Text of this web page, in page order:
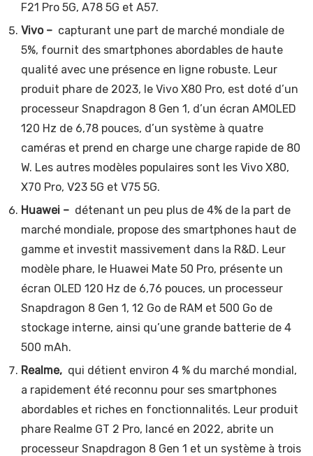
F21 Pro 5G, A78 5G et A57.
Vivo – capturant une part de marché mondiale de
5%, fournit des smartphones abordables de haute
qualité avec une présence en ligne robuste. Leur
produit phare de 2023, le Vivo X80 Pro, est doté d’un
processeur Snapdragon 8 Gen 1, d’un écran AMOLED
120 Hz de 6,78 pouces, d’un système à quatre
caméras et prend en charge une charge rapide de 80
W. Les autres modèles populaires sont les Vivo X80,
X70 Pro, V23 5G et V75 5G.
Huawei – détenant un peu plus de 4% de la part de
marché mondiale, propose des smartphones haut de
gamme et investit massivement dans la R&D. Leur
modèle phare, le Huawei Mate 50 Pro, présente un
écran OLED 120 Hz de 6,76 pouces, un processeur
Snapdragon 8 Gen 1, 12 Go de RAM et 500 Go de
stockage interne, ainsi qu’une grande batterie de 4
500 mAh.
Realme, qui détient environ 4 % du marché mondial,
a rapidement été reconnu pour ses smartphones
abordables et riches en fonctionnalités. Leur produit
phare Realme GT 2 Pro, lancé en 2022, abrite un
processeur Snapdragon 8 Gen 1 et un système à trois